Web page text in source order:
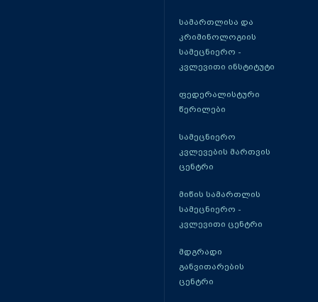
სამართლისა და
კრიმინოლოგიის
სამეცნიერო -
კვლევითი ინსტიტუტი
ფედერალისტური
წერილები
სამეცნიერო
კვლევების მართვის
ცენტრი
მიწის სამართლის
სამეცნიერო -
კვლევითი ცენტრი
მდგრადი
განვითარების
ცენტრი